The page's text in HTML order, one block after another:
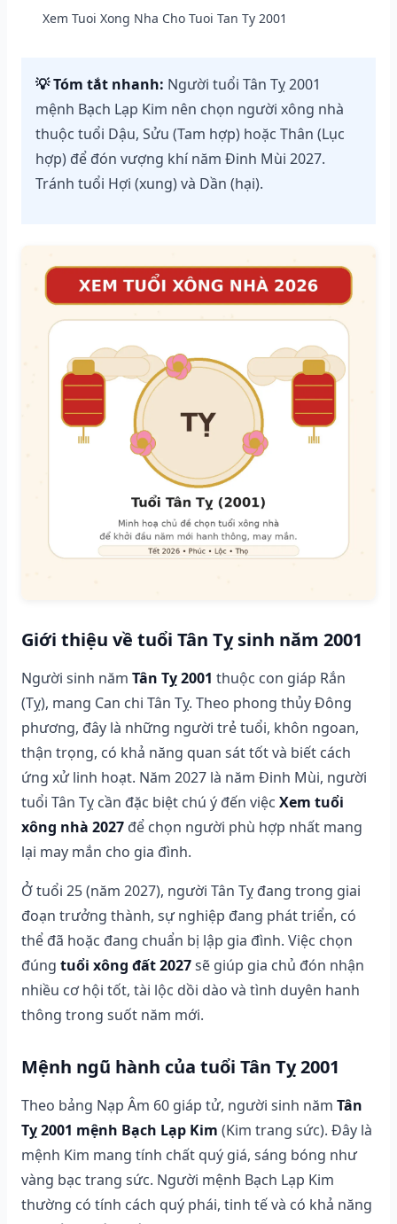
Xem Tuoi Xong Nha Cho Tuoi Tan Ty 2001
💡 Tóm tắt nhanh: Người tuổi Tân Tỵ 2001
mệnh Bạch Lạp Kim nên chọn người xông nhà
thuộc tuổi Dậu, Sửu (Tam hợp) hoặc Thân (Lục
hợp) để đón vượng khí năm Đinh Mùi 2027.
Tránh tuổi Hợi (xung) và Dần (hại).
Giới thiệu về tuổi Tân Tỵ sinh năm 2001
Người sinh năm Tân Tỵ 2001 thuộc con giáp Rắn
(Tỵ), mang Can chi Tân Tỵ. Theo phong thủy Đông
phương, đây là những người trẻ tuổi, khôn ngoan,
thận trọng, có khả năng quan sát tốt và biết cách
ứng xử linh hoạt. Năm 2027 là năm Đinh Mùi, người
tuổi Tân Tỵ cần đặc biệt chú ý đến việc Xem tuổi
xông nhà 2027 để chọn người phù hợp nhất mang
lại may mắn cho gia đình.
Ở tuổi 25 (năm 2027), người Tân Tỵ đang trong giai
đoạn trưởng thành, sự nghiệp đang phát triển, có
thể đã hoặc đang chuẩn bị lập gia đình. Việc chọn
đúng tuổi xông đất 2027sẽ giúp gia chủ đón nhận
nhiều cơ hội tốt, tài lộc dồi dào và tình duyên hanh
thông trong suốt năm mới.
Mệnh ngũ hành của tuổi Tân Tỵ 2001
Theo bảng Nạp Âm 60 giáp tử, người sinh năm Tân
Tỵ 2001 mệnh Bạch Lạp Kim (Kim trang sức). Đây là
mệnh Kim mang tính chất quý giá, sáng bóng như
vàng bạc trang sức. Người mệnh Bạch Lạp Kim
thường có tính cách quý phái, tinh tế và có khả năng